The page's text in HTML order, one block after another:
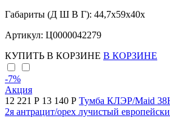
Габариты (Д Ш В Г): 44,7x59x40x
Артикул: Ц0000042279
КУПИТЬ В КОРЗИНЕ В КОРЗИНЕ
-7%
Акция
12 221 Р 13 140 Р Тумба КЛЭР/Maid
2я антрацит/орех лучистый